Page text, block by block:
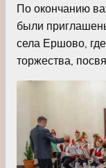
По окончанию
были
села Ершово,
торжества,